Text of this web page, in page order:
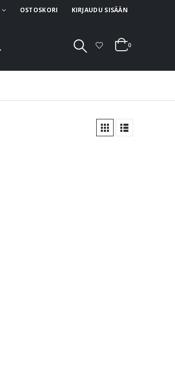
OSTOSKORI KIRJAUDU SISÄÄN
0